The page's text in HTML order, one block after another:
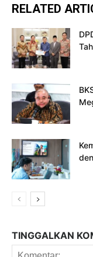
RELATED
TINGGALKAN